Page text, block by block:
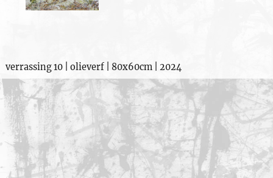
verrassing 10 | olieverf | 80x60cm | 2024